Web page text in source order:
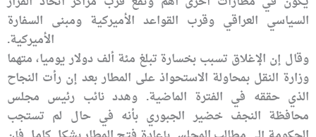
السياسي العراقي وقرب القواعد الأميركية ومبنى السفارة
الأميركية.
وقال إن الإغلاق تسبب بخسارة تبلغ مئة ألف دولار يوميا، متهما
وزارة النقل بمحاولة الاستحواذ على المطار بعد إن رأت النجاح
الذي حققه في الفترة الماضية. وهدد نائب رئيس مجلس
محافظة النجف خضير الجبوري بأنه في حال لم تستجب